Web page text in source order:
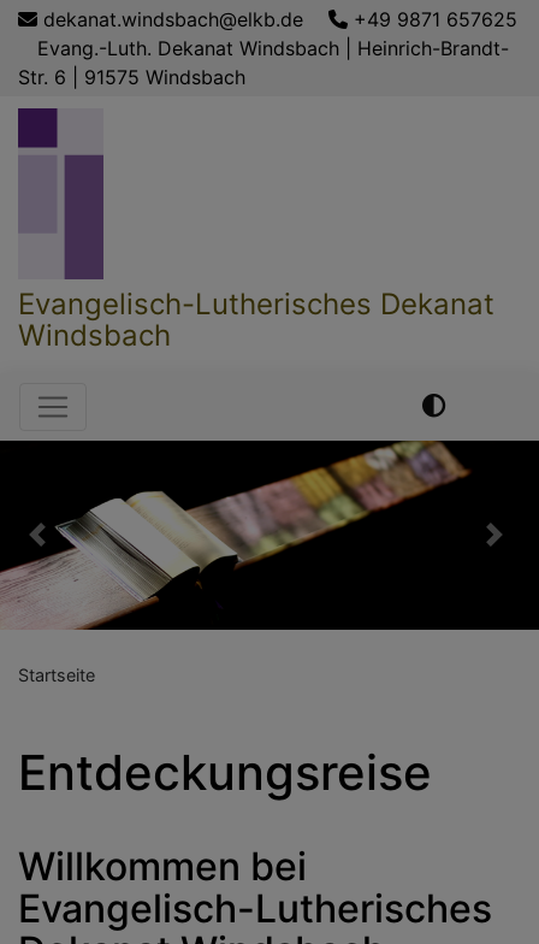
Direkt
Inhalt
dekanat.windsbach@elkb.de
+49 9871 657625
Evang.-Luth. Dekanat Windsbach | Heinrich-Brandt-
Str. 6 | 91575 Windsbach
Evangelisch-Lutherisches Dekanat
Windsbach
Hauptnavigation
Previous Next
Startseite
Entdeckungsreise
Willkommen bei
Evangelisch-Lutherisches